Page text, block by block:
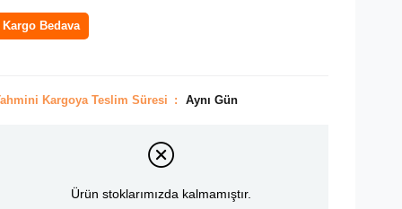
Kargo Bedava
Kargoya Teslim Süresi : Aynı Gün
Ürün stoklarımızda kalmamıştır.